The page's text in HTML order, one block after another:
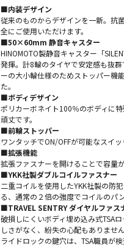
■内装デザイン
従来のものからデザインを一新。抗
全にご使用いただけます。
■50×60mm 静音キャスター
HINOMOTO製静音キャスター「
発揮。計8輪のタイヤで安定感も抜
ーの大小輪仕様のためストッパー機
た。
■ボディデザイン
ポリカーボネイト100％のボディに
頑丈です。
■前輪ストッパー
ワンタッチでON/OFFが可能なスイ
■拡張機能
拡張ファスナーを開けることで容量
■YKK社製ダブルコイルファスナー
二重コイルを使用したYKK社製の防
る、通常の２倍の強度でコイルのパ
■TRAVEL SENTRY ダイヤルファス
破損しにくいボディ埋め込み式TSA
しさがなく、紛失の心配もありま
ライドロックの鍵穴は、TSA職員が